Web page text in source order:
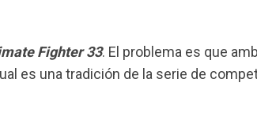
Fighter 33. El problema es que
es una tradición de la serie de